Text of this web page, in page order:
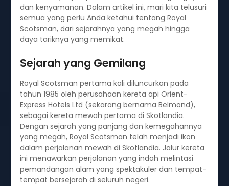
dan kenyamanan. Dalam artikel ini, mari kita telusuri
semua yang perlu Anda ketahui tentang Royal
Scotsman, dari sejarahnya yang megah hingga
daya tariknya yang memikat.
Sejarah yang Gemilang
Royal Scotsman pertama kali diluncurkan pada
tahun 1985 oleh perusahaan kereta api Orient-
Express Hotels Ltd (sekarang bernama Belmond),
sebagai kereta mewah pertama di Skotlandia.
Dengan sejarah yang panjang dan kemegahannya
yang megah, Royal Scotsman telah menjadi ikon
dalam perjalanan mewah di Skotlandia. Jalur kereta
ini menawarkan perjalanan yang indah melintasi
pemandangan alam yang spektakuler dan tempat-
tempat bersejarah di seluruh negeri.